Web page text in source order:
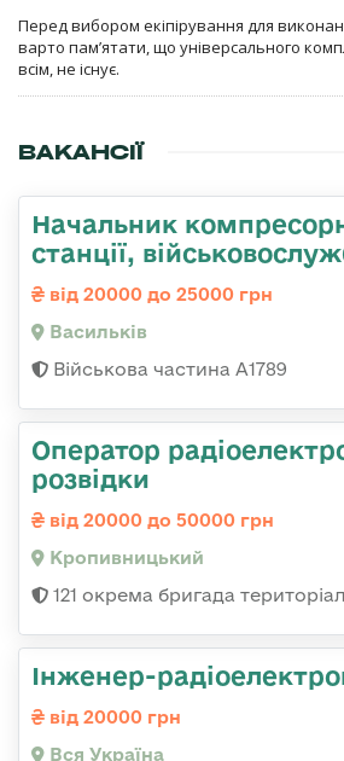
Перед вибором екіпірування для
варто пам’ятати, що універсального
всім, не існує.
ВАКАНСІЇ
Начальник
станції,
від 20000 до 25000 грн
Васильків
Військова частина А1789
Оператор
розвідки
від 20000 до 50000 грн
Кропивницький
121 окрема бригада
Інженер-
від 20000 грн
Вся Україна